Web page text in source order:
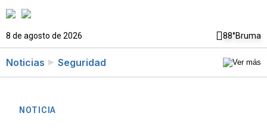
8 de agosto de 2026 88°Bruma
Noticias Seguridad
NOTICIA